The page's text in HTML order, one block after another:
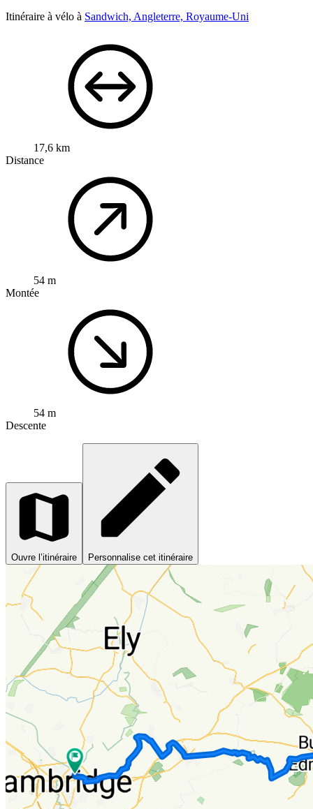
Itinéraire à vélo à Sandwich, Angleterre, Royaume-Uni
17,6 km
Distance
54 m
Montée
54 m
Descente
Ouvre l’itinéraire Personnalise cet itinéraire